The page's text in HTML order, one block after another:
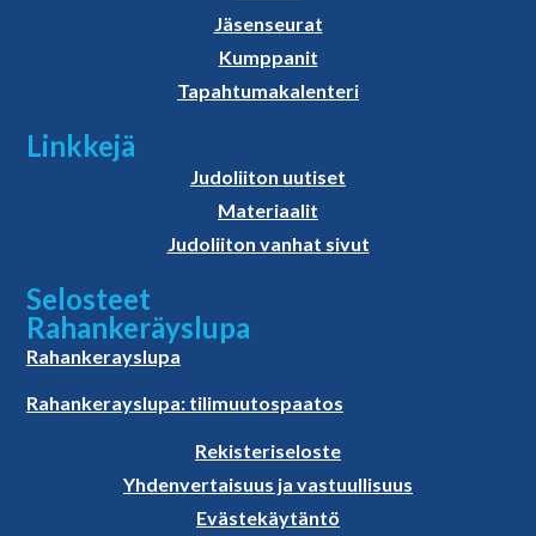
Jäsenseurat
Kumppanit
Tapahtumakalenteri
Linkkejä
Judoliiton uutiset
Materiaalit
Judoliiton vanhat sivut
Selosteet
Rahankeräyslupa
Rahankerayslupa
Rahankerayslupa: tilimuutospaatos
Rekisteriseloste
Yhdenvertaisuus ja vastuullisuus
Evästekäytäntö